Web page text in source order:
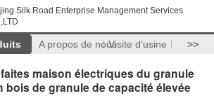
Silk Road Enterprise Management Services
A propos de nousVisite d'usine >>
maison électriques du granule
bois de granule de capacité élevée